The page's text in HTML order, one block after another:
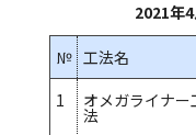
2021年
№ 工法名
1
オメガライナー
法